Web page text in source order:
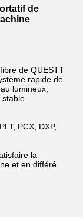
de
de QUESTT
rapide de
lumineux,
stable
PCX, DXP,
la
et en différé